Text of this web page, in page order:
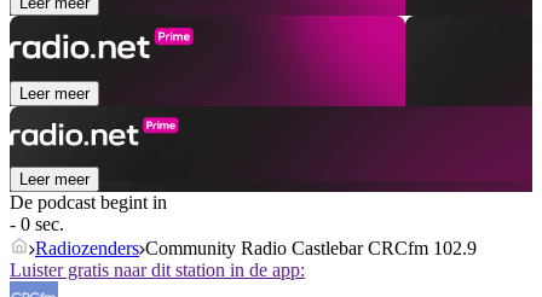
Leer meer
Leer meer
De podcast begint in
- 0 sec.
Radiozenders Community Radio Castlebar CRCfm 102.9
Luister gratis naar dit station in de app: